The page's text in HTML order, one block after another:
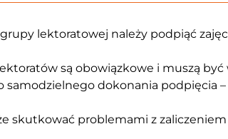
lektoratowej należy podpiąć
są obowiązkowe i muszą
samodzielnego dokonania podpięcia
skutkować problemami z